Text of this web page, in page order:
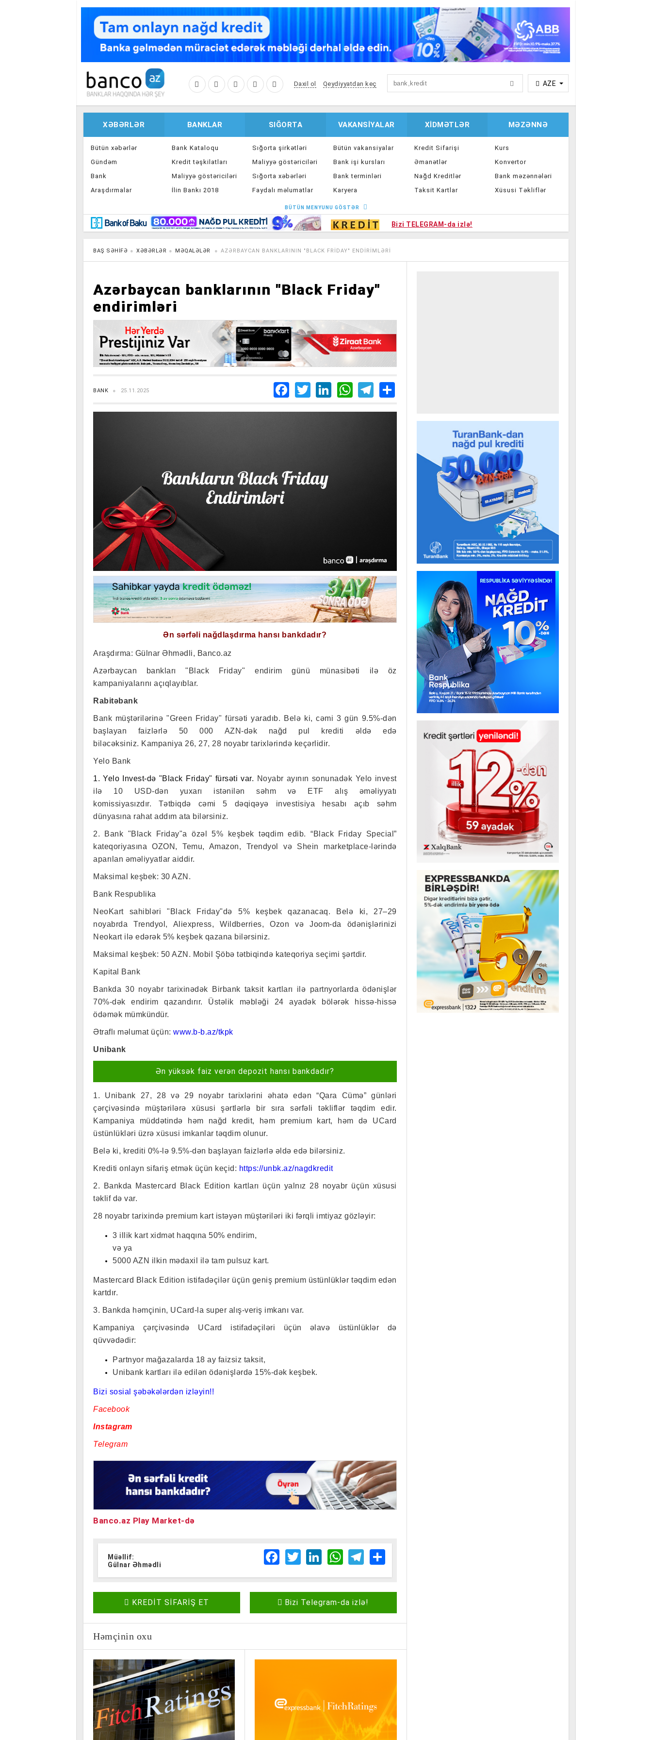
Daxil ol Qeydiyyatdan keç AZE
XƏBƏRLƏR
Bütün xəbərlər
Gündəm
Bank
Araşdırmalar
Maraqlı
BancoTV
Müsahibə
BANKLAR
Bank Kataloqu
Kredit təşkilatları
Maliyyə göstəriciləri
İlin Bankı 2018
SIĞORTA
Sığorta şirkətləri
Maliyyə göstəriciləri
Sığorta xəbərləri
Faydalı məlumatlar
Sığorta kalkulyatoru
VAKANSIYALAR
Bütün vakansiyalar
Bank işi kursları
Bank terminləri
Karyera
Peşakar inkişaf
XIDMƏTLƏR
Kredit Sifarişi
Əmanətlər
Nağd Kreditlər
Taksit Kartlar
Kart sifarişi
MƏZƏNNƏ
Kurs
Konvertor
Bank məzənnələri
Xüsusi Təkliflər
BÜTÜN MENYUNU GÖSTƏR
Bizi TELEGRAM-da izlə!
BAŞ SƏHIFƏ XƏBƏRLƏR MƏQALƏLƏR AZƏRBAYCAN BANKLARININ "BLACK FRIDAY" ENDIRIMLƏRI
Azərbaycan banklarının "Black Friday"
endirimləri
BANK 25.11.2025 Facebook
TwitterLinkedIn
WhatsApp
Telegram
Share
Ən sərfəli nağdlaşdırma hansı bankdadır?
Araşdırma: Gülnar Əhmədli, Banco.az
Azərbaycan bankları "Black Friday" endirim günü münasibəti ilə öz
kampaniyalarını açıqlayıblar.
Rabitəbank
Bank müştərilərinə "Green Friday" fürsəti yaradıb. Belə ki, cəmi 3 gün 9.5%-dən
başlayan faizlərlə 50 000 AZN-dək nağd pul krediti əldə edə
biləcəksiniz. Kampaniya 26, 27, 28 noyabr tarixlərində keçərlidir.
Yelo Bank
1. Yelo Invest-də "Black Friday" fürsəti var. Noyabr ayının sonunadək Yelo invest
ilə 10 USD-dən yuxarı istənilən səhm və ETF alış əməliyyatı
komissiyasızdır. Tətbiqdə cəmi 5 dəqiqəyə investisiya hesabı açıb səhm
dünyasına rahat addım ata bilərsiniz.
2. Bank "Black Friday"a özəl 5% keşbek təqdim edib.“Black Friday Special”
kateqoriyasına OZON, Temu, Amazon, Trendyol və Shein marketplace-lərində
aparılan əməliyyatlar aiddir.
Maksimal keşbek: 30 AZN.
Bank Respublika
NeoKart sahibləri "Black Friday"də 5% keşbek qazanacaq. Belə ki, 27–29
noyabrda Trendyol, Aliexpress, Wildberries, Ozon və Joom-da ödənişlərinizi
Neokart ilə edərək 5% keşbek qazana bilərsiniz.
Maksimal keşbek: 50 AZN. Mobil Şöbə tətbiqində kateqoriya seçimi şərtdir.
Kapital Bank
Bankda 30 noyabr tarixinədək Birbank taksit kartları ilə partnyorlarda ödənişlər
70%-dək endirim qazandırır. Üstəlik məbləği 24 ayadək bölərək hissə-hissə
ödəmək mümkündür.
Ətraflı məlumat üçün: www.b-b.az/tkpk
Unibank
Ən yüksək faiz verən depozit hansı bankdadır?
1. Unibank 27, 28 və 29 noyabr tarixlərini əhatə edən “Qara Cümə” günləri
çərçivəsində müştərilərə xüsusi şərtlərlə bir sıra sərfəli təkliflər təqdim edir.
Kampaniya müddətində həm nağd kredit, həm premium kart, həm də UCard
üstünlükləri üzrə xüsusi imkanlar təqdim olunur.
Belə ki, krediti 0%-lə 9.5%-dən başlayan faizlərlə əldə edə bilərsiniz.
Krediti onlayn sifariş etmək üçün keçid: https://unbk.az/nagdkredit
2. Bankda Mastercard Black Edition kartları üçün yalnız 28 noyabr üçün xüsusi
təklif də var.
28 noyabr tarixində premium kart istəyən müştəriləri iki fərqli imtiyaz gözləyir:
3 illik kart xidmət haqqına 50% endirim,
və ya
5000 AZN ilkin mədaxil ilə tam pulsuz kart.
Mastercard Black Edition istifadəçilər üçün geniş premium üstünlüklər təqdim edən
kartdır.
3. Bankda həmçinin, UCard-la super alış-veriş imkanı var.
Kampaniya çərçivəsində UCard istifadəçiləri üçün əlavə üstünlüklər də
qüvvədədir:
Partnyor mağazalarda 18 ay faizsiz taksit,
Unibank kartları ilə edilən ödənişlərdə 15%-dək keşbek.
Bizi sosial şəbəkələrdən izləyin!!
Facebook
Instagram
Telegram
Banco.az Play Market-də
Müəllif:
Gülnar Əhmədli
Facebook
TwitterLinkedIn
WhatsApp
Telegram
Share
KREDİT SİFARİŞ ET Bizi Telegram-da izlə!
Həmçinin oxu